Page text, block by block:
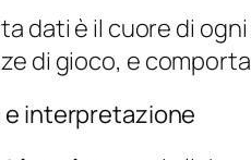
dati è il cuore di
di gioco, e
e interpretazione